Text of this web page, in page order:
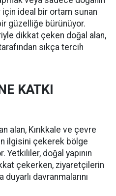
için ideal bir ortam sunan
güzelliğe bürünüyor.
dikkat çeken doğal alan,
sıkça tercih
KATKI
alan, Kırıkkale ve çevre
ilgisini çekerek bölge
Yetkililer, doğal yapının
çekerken, ziyaretçilerin
davranmalarını